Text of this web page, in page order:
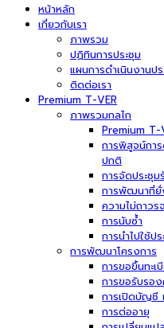
หน้าหลัก
เกี่ยวกับเรา
ภาพรวม
ปฏิทินการประชุม
แผนการดำเนินงานปร
ติดต่อเรา
Premium T-VER
ภาพรวมกลไก
Premium T-
การพิสูจน์การ
ปกติ
การจัดประชุ
การพัฒนาที่ยั่
ความไม่ถาวร
การนับซ้ำ
การนำไปใช้ป
การพัฒนาโครงการ
การขอขึ้นทะเ
การขอรับรอ
การเปิดบัญชี
การต่ออายุ